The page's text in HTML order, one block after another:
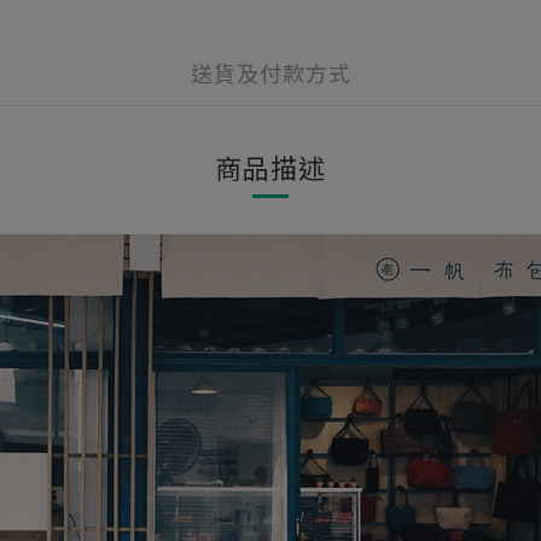
送貨及付款方式
商品描述